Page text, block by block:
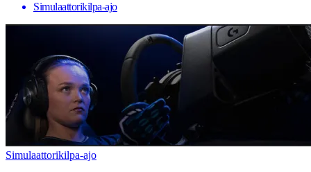
Simulaattorikilpa-ajo
Simulaattorikilpa-ajo